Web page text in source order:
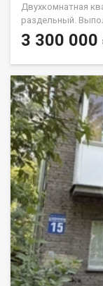
Двухкомнатная
раздельный.
заезжать и жить!
инфраструктура
дворе. Квартира
новых
помощь в
информации по
Номер в базе:
3 300 000